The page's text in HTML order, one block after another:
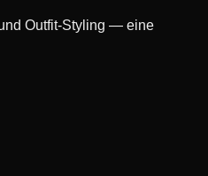
Outfit-Styling — eine